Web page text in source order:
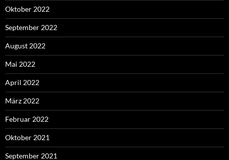
Oktober 2022
September 2022
August 2022
Mai 2022
April 2022
März 2022
Februar 2022
Oktober 2021
September 2021